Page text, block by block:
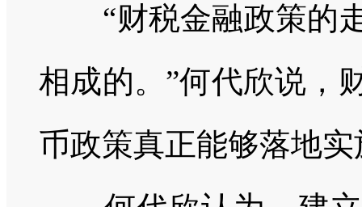
“财税金融政策的
相成的。”何代欣说，
币政策真正能够落地